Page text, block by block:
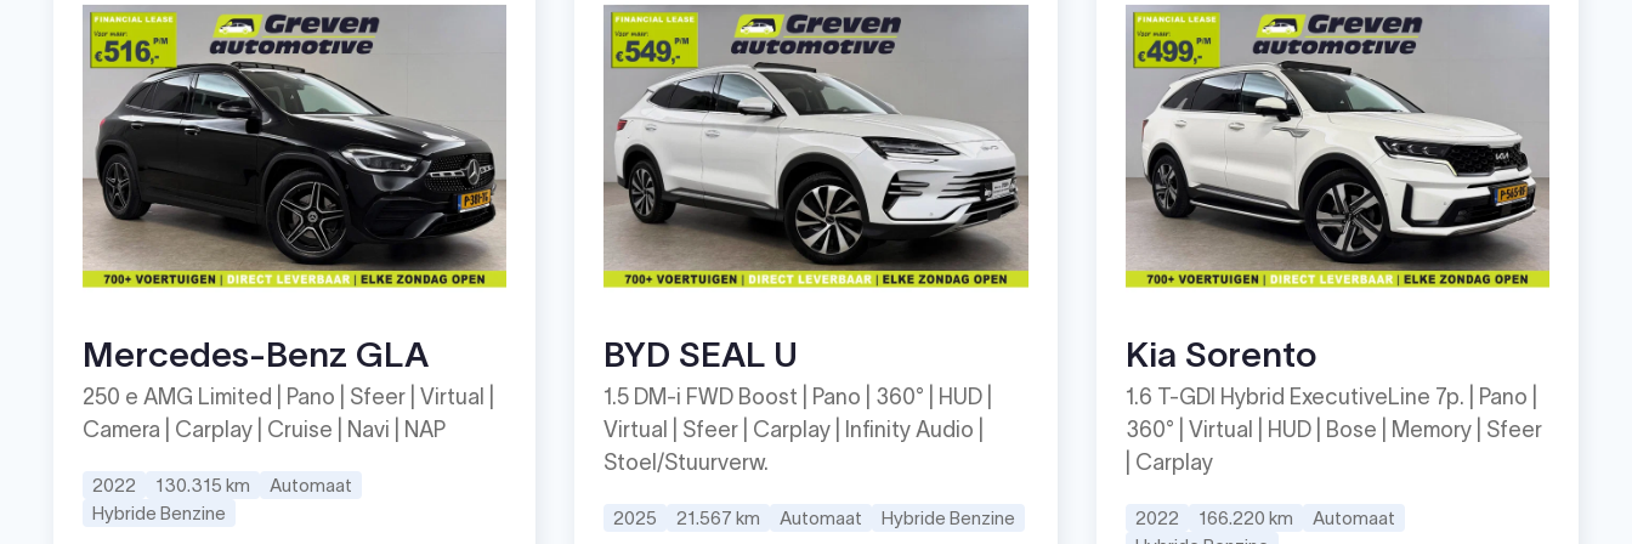
Mercedes-Benz GLA
250 e AMG Limited | Pano | Sfeer | Virtual |
Camera | Carplay | Cruise | Navi | NAP
2022 130.315 km
Automaat
Hybride Benzine
BYD SEAL U
1.5 DM-i FWD Boost | Pano | 360° | HUD |
Virtual | Sfeer | Carplay | Infinity Audio |
Stoel/Stuurverw.
2025 21.567 km Automaat Hybride Benzine
Kia Sorento
1.6 T-GDI Hybrid ExecutiveLine 7p. | Pano |
360° | Virtual | HUD | Bose | Memory | Sfeer
| Carplay
2022 166.220 km
Automaat